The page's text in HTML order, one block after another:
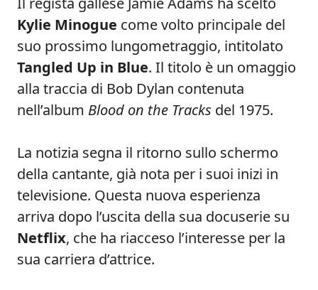
Kylie Minogue come volto principale del
suo prossimo lungometraggio, intitolato
Tangled Up in Blue. Il titolo è un omaggio
alla traccia di Bob Dylan contenuta
nell’album Blood on the Tracks del 1975.
La notizia segna il ritorno sullo schermo
della cantante, già nota per i suoi inizi in
televisione. Questa nuova esperienza
arriva dopo l’uscita della sua docuserie su
Netflix, che ha riacceso l’interesse per la
sua carriera d’attrice.